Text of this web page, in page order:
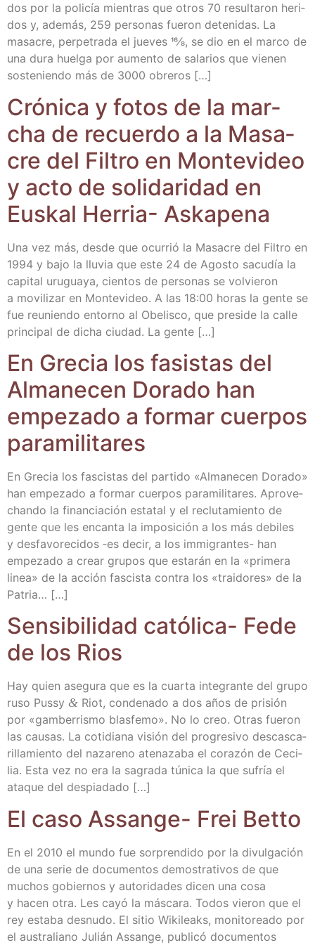
dos por la poli­cía mien­tras que otros 70 resul­ta­ron heri­
dos y, ade­más, 259 per­so­nas fue­ron dete­ni­das. La
masa­cre, per­pe­tra­da el jue­ves 16⁄8, se dio en el mar­co de
una dura huel­ga por aumen­to de sala­rios que vie­nen
sos­te­nien­do más de 3000 obreros […]
Cró­ni­ca y fotos de la mar­
cha de recuer­do a la Masa­
cre del Fil­tro en Mon­te­vi­deo
y acto de soli­da­ri­dad en
Eus­kal Herria‏‏- Askapena
Una vez más, des­de que ocu­rrió la Masa­cre del Fil­tro en
1994 y bajo la llu­via que este 24 de Agos­to sacu­día la
capi­tal uru­gua­ya, cien­tos de per­so­nas se vol­vie­ron
a movi­li­zar en Mon­te­vi­deo. A las 18:00 horas la gen­te se
fue reu­nien­do entorno al Obe­lis­co, que pre­si­de la calle
prin­ci­pal de dicha ciu­dad. La gente […]
En Gre­cia los fasis­tas del
Alma­ne­cen Dora­do han
empe­za­do a for­mar cuer­pos
paramilitares
En Gre­cia los fas­cis­tas del par­ti­do «Alma­ne­cen Dora­do»
han empe­za­do a for­mar cuer­pos para­mi­li­ta­res. Apro­ve­
chan­do la finan­cia­ción esta­tal y el reclu­ta­mien­to de
gen­te que les encan­ta la impo­si­ción a los más debi­les
y des­fa­vo­re­ci­dos ‑es decir, a los immi­­gra­n­­tes- han
empe­za­do a crear gru­pos que esta­rán en la «pri­me­ra
linea» de la acción fas­cis­ta con­tra los «trai­do­res» de la
Patria… […]
Sen­si­bi­li­dad cató­li­ca- Fede
de los Rios
Hay quien ase­gu­ra que es la cuar­ta inte­gran­te del gru­po
ruso Pussy & Riot, con­de­na­do a dos años de pri­sión
por «gam­be­rris­mo blas­fe­mo». No lo creo. Otras fue­ron
las cau­sas. La coti­dia­na visión del pro­gre­si­vo des­cas­ca­
ri­lla­mien­to del naza­reno ate­na­za­ba el cora­zón de Ceci­
lia. Esta vez no era la sagra­da túni­ca la que sufría el
ata­que del despiadado […]
El caso Assan­ge- Frei Betto
En el 2010 el mun­do fue sor­pren­di­do por la divul­ga­ción
de una serie de docu­men­tos demos­tra­ti­vos de que
muchos gobier­nos y auto­ri­da­des dicen una cosa
y hacen otra. Les cayó la más­ca­ra. Todos vie­ron que el
rey esta­ba des­nu­do. El sitio Wiki­leaks, moni­to­rea­do por
el aus­tra­liano Julián Assan­ge, publi­có docu­men­tos